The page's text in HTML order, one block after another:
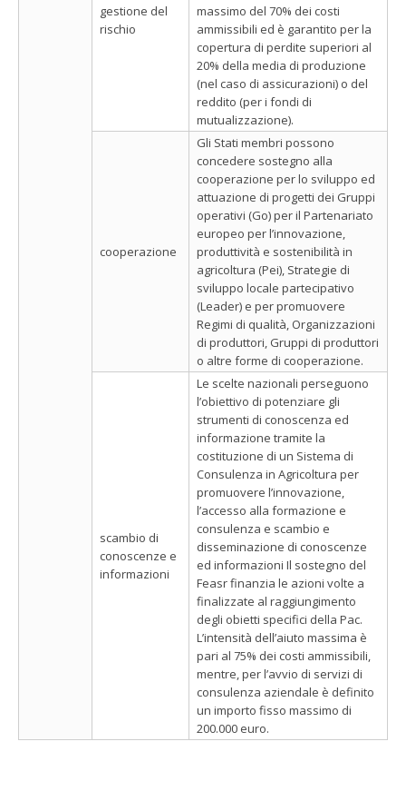
gestione del
rischio
massimo del 70% dei costi
ammissibili ed è garantito per la
copertura di perdite superiori al
20% della media di produzione
(nel caso di assicurazioni) o del
reddito (per i fondi di
mutualizzazione).
cooperazione
Gli Stati membri possono
concedere sostegno alla
cooperazione per lo sviluppo ed
attuazione di progetti dei Gruppi
operativi (Go) per il Partenariato
europeo per l’innovazione,
produttività e sostenibilità in
agricoltura (Pei), Strategie di
sviluppo locale partecipativo
(Leader) e per promuovere
Regimi di qualità, Organizzazioni
di produttori, Gruppi di produttori
o altre forme di cooperazione.
scambio di
conoscenze e
informazioni
Le scelte nazionali perseguono
l’obiettivo di potenziare gli
strumenti di conoscenza ed
informazione tramite la
costituzione di un Sistema di
Consulenza in Agricoltura per
promuovere l’innovazione,
l’accesso alla formazione e
consulenza e scambio e
disseminazione di conoscenze
ed informazioni Il sostegno del
Feasr finanzia le azioni volte a
finalizzate al raggiungimento
degli obietti specifici della Pac.
L’intensità dell’aiuto massima è
pari al 75% dei costi ammissibili,
mentre, per l’avvio di servizi di
consulenza aziendale è definito
un importo fisso massimo di
200.000 euro.